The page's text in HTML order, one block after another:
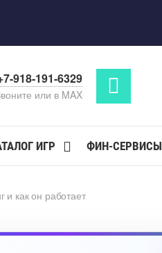
918-191-6329
или в MAX
ИГР ФИН-СЕРВИСЫ
и как он работает